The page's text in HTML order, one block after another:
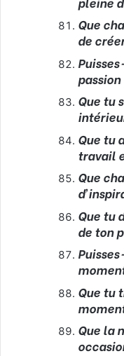
Que
de
Que tu
Que tu
travail
Que
Que tu
de ton
Que tu
Que la